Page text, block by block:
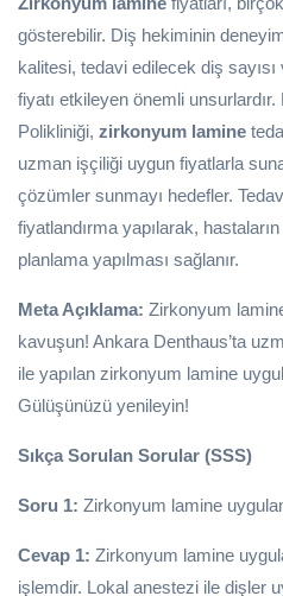
gösterebilir. Diş hekiminin
kalitesi, tedavi edilecek diş
fiyatı etkileyen önemli unsurlardır.
Polikliniği, zirkonyum lamine
uzman işçiliği uygun fiyatlarla
çözümler sunmayı hedefler.
fiyatlandırma yapılarak,
planlama yapılması sağlanır.
Meta Açıklama: Zirkonyum
kavuşun! Ankara Denthaus’ta
ile yapılan zirkonyum lamine
Gülüşünüzü yenileyin!
Sıkça Sorulan Sorular (SSS)
Soru 1: Zirkonyum lamine
Cevap 1: Zirkonyum lamine
işlemdir. Lokal anestezi ile dişler